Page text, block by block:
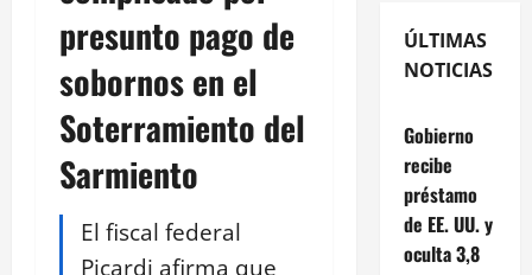
presunto pago de
sobornos en el
Soterramiento del
Sarmiento
El fiscal federal
Picardi afirma que
ÚLTIMAS
NOTICIAS
Gobierno
recibe
préstamo
de EE. UU. y
oculta 3,8